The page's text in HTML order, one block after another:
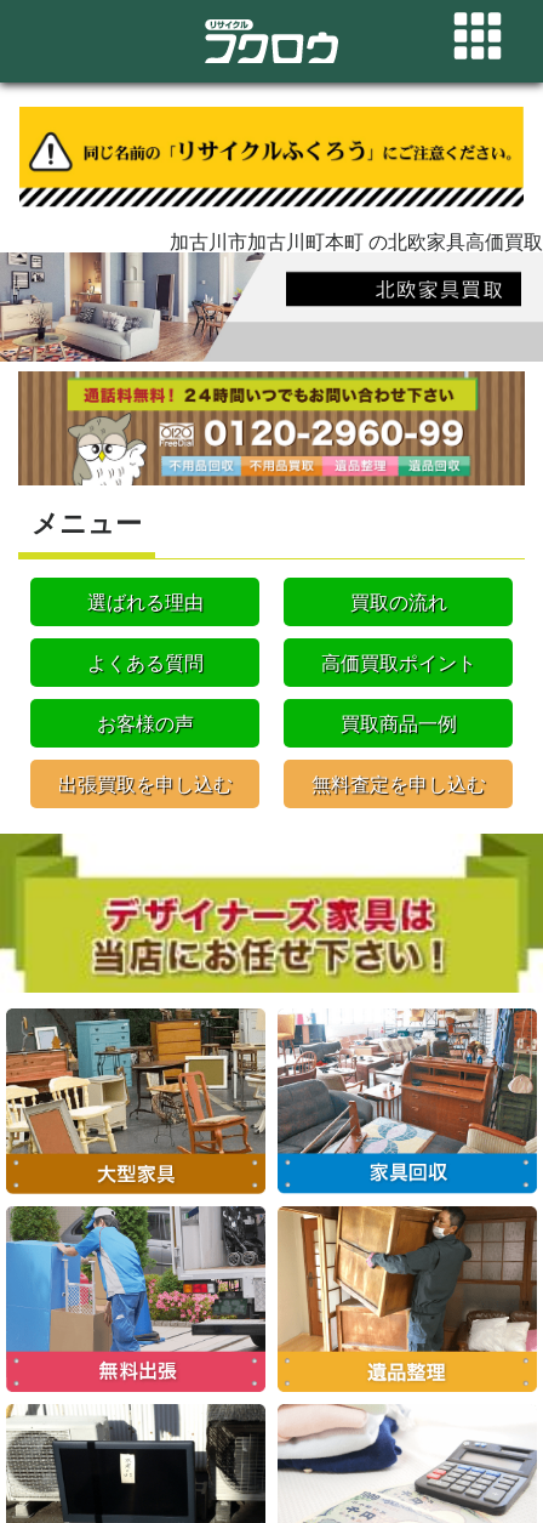
加古川市加古川町本町 の北欧家具高価買取
メニュー
選ばれる理由 買取の流れ
よくある質問 高価買取ポイント
お客様の声 買取商品一例
出張買取を申し込む 無料査定を申し込む